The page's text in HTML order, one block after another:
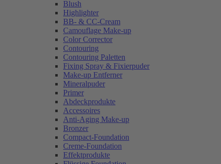
Blush
Highlighter
BB- & CC-Cream
Camouflage Make-up
Color Corrector
Contouring
Contouring Paletten
Fixing Spray & Fixierpuder
Make-up Entferner
Mineralpuder
Primer
Abdeckprodukte
Accessoires
Anti-Aging Make-up
Bronzer
Compact-Foundation
Creme-Foundation
Effektprodukte